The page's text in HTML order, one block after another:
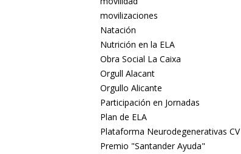
movilizaciones
Natación
Nutrición en la ELA
Obra Social La Caixa
Orgull Alacant
Orgullo Alicante
Participación en Jornadas
Plan de ELA
Plataforma Neurodegenerativas CV
Premio "Santander Ayuda"